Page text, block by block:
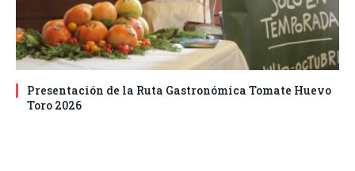
Presentación de la Ruta Gastronómica Tomate Huevo
Toro 2026